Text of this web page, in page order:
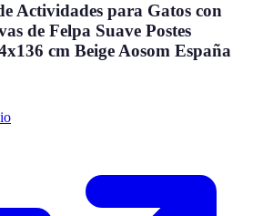
Actividades para Gatos con
de Felpa Suave Postes
cm Beige Aosom España